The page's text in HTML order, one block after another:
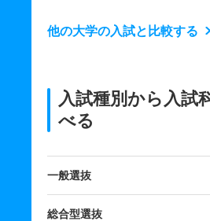
他の大学の入試と比較する
入試種別から入試
べる
一般選抜
総合型選抜